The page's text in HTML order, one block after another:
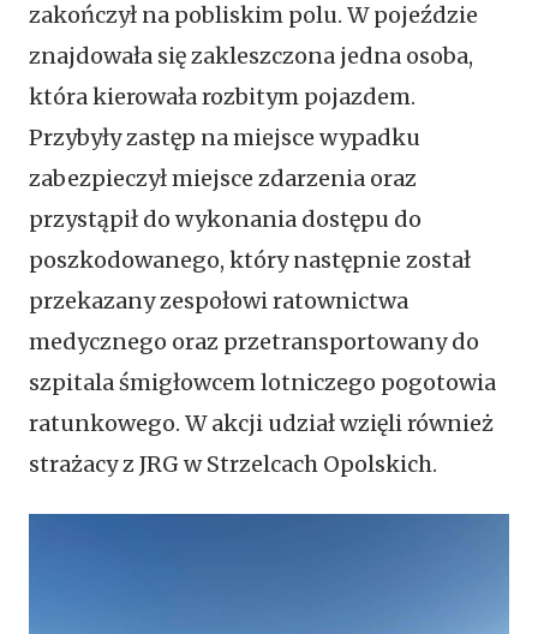
zakończył na pobliskim polu. W pojeździe
znajdowała się zakleszczona jedna osoba,
która kierowała rozbitym pojazdem.
Przybyły zastęp na miejsce wypadku
zabezpieczył miejsce zdarzenia oraz
przystąpił do wykonania dostępu do
poszkodowanego, który następnie został
przekazany zespołowi ratownictwa
medycznego oraz przetransportowany do
szpitala śmigłowcem lotniczego pogotowia
ratunkowego. W akcji udział wzięli również
strażacy z JRG w Strzelcach Opolskich.